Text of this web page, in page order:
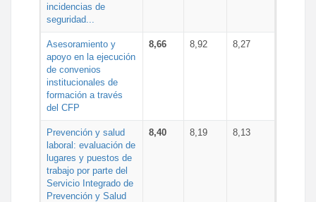
incidencias de
seguridad...
Asesoramiento y
apoyo en la ejecución
de convenios
institucionales de
formación a través
del CFP
8,66 8,92 8,27
Prevención y salud
laboral: evaluación de
lugares y puestos de
trabajo por parte del
Servicio Integrado de
Prevención y Salud
8,40 8,19 8,13